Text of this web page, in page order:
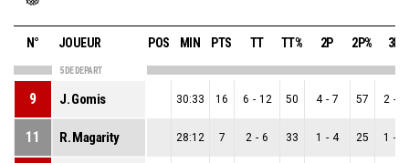
N° JOUEUR POS MIN PTS TT TT% 2P 2P% 3P
5 DE DEPART
9 J. Gomis 30:33 16 6 - 12 50 4 - 7 57 2 -
11 R. Magarity 28:12 7 2 - 6 33 1 - 4 25 1 -